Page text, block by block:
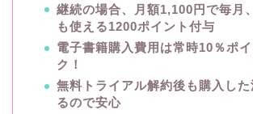
継続の場合、月額1,100円で毎月
も使える1200ポイント付与
電子書籍購入費用は常時10％ポ
ク！
無料トライアル解約後も購入し
るので安心